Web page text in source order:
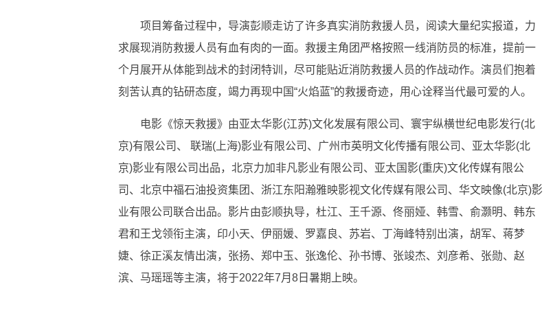
项目筹备过程中，导演彭顺走访了许多真实消防救援人员，阅读大量纪实报道，力
求展现消防救援人员有血有肉的一面。救援主角团严格按照一线消防员的标准，提前一
个月展开从体能到战术的封闭特训，尽可能贴近消防救援人员的作战动作。演员们抱着
刻苦认真的钻研态度，竭力再现中国“火焰蓝”的救援奇迹，用心诠释当代最可爱的人。
电影《惊天救援》由亚太华影(江苏)文化发展有限公司、寰宇纵横世纪电影发行(北
京)有限公司、 联瑞(上海)影业有限公司、广州市英明文化传播有限公司、亚太华影(北
京)影业有限公司出品，北京力加非凡影业有限公司、亚太国影(重庆)文化传媒有限公
司、北京中福石油投资集团、浙江东阳瀚雅映影视文化传媒有限公司、华文映像(北京)影
业有限公司联合出品。影片由彭顺执导，杜江、王千源、佟丽娅、韩雪、俞灏明、韩东
君和王戈领衔主演，印小天、伊丽媛、罗嘉良、苏岩、丁海峰特别出演，胡军、蒋梦
婕、徐正溪友情出演，张扬、郑中玉、张逸伦、孙书博、张竣杰、刘彦希、张勋、赵
滨、马瑶瑶等主演，将于2022年7月8日暑期上映。